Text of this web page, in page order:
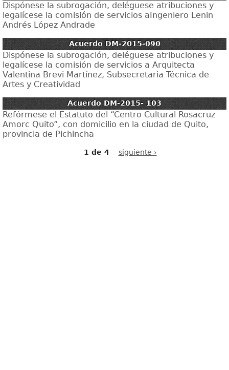
Dispónese la subrogación, deléguese atribuciones y
legalícese la comisión de servicios aIngeniero Lenin
Andrés López Andrade
Acuerdo DM-2015-090
Dispónese la subrogación, deléguese atribuciones y
legalícese la comisión de servicios a Arquitecta
Valentina Brevi Martínez, Subsecretaria Técnica de
Artes y Creatividad
Acuerdo DM-2015- 103
Refórmese el Estatuto del “Centro Cultural Rosacruz
Amorc Quito”, con domicilio en la ciudad de Quito,
provincia de Pichincha
1 de 4 siguiente ›